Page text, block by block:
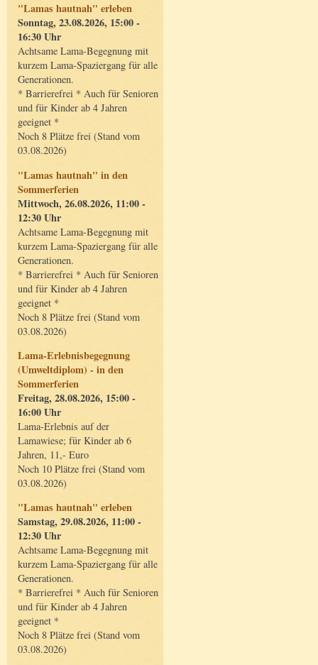
"Lamas hautnah" erleben
Sonntag, 23.08.2026, 15:00 -
16:30 Uhr
Achtsame Lama-Begegnung mit
kurzem Lama-Spaziergang für alle
Generationen.
* Barrierefrei * Auch für Senioren
und für Kinder ab 4 Jahren
geeignet *
Noch 8 Plätze frei (Stand vom
03.08.2026)
"Lamas hautnah" in den
Sommerferien
Mittwoch, 26.08.2026, 11:00 -
12:30 Uhr
Achtsame Lama-Begegnung mit
kurzem Lama-Spaziergang für alle
Generationen.
* Barrierefrei * Auch für Senioren
und für Kinder ab 4 Jahren
geeignet *
Noch 8 Plätze frei (Stand vom
03.08.2026)
Lama-Erlebnisbegegnung
(Umweltdiplom) - in den
Sommerferien
Freitag, 28.08.2026, 15:00 -
16:00 Uhr
Lama-Erlebnis auf der
Lamawiese; für Kinder ab 6
Jahren, 11,- Euro
Noch 10 Plätze frei (Stand vom
03.08.2026)
"Lamas hautnah" erleben
Samstag, 29.08.2026, 11:00 -
12:30 Uhr
Achtsame Lama-Begegnung mit
kurzem Lama-Spaziergang für alle
Generationen.
* Barrierefrei * Auch für Senioren
und für Kinder ab 4 Jahren
geeignet *
Noch 8 Plätze frei (Stand vom
03.08.2026)